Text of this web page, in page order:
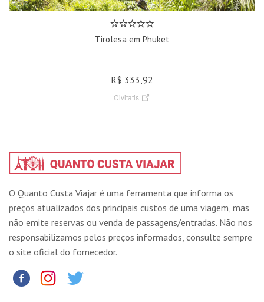
Tirolesa em Phuket
R$ 333,92
Civitatis
O Quanto Custa Viajar é uma ferramenta que informa os
preços atualizados dos principais custos de uma viagem, mas
não emite reservas ou venda de passagens/entradas. Não nos
responsabilizamos pelos preços informados, consulte sempre
o site oficial do fornecedor.